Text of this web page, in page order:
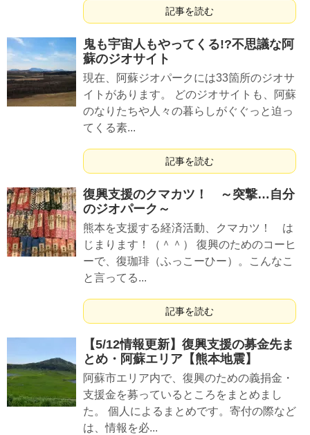
記事を読む
鬼も宇宙人もやってくる!?不思議な阿
蘇のジオサイト
現在、阿蘇ジオパークには33箇所のジオサ
イトがあります。 どのジオサイトも、阿蘇
のなりたちや人々の暮らしがぐぐっと迫っ
てくる素...
記事を読む
復興支援のクマカツ！ ～突撃…自分
のジオパーク～
熊本を支援する経済活動、クマカツ！ は
じまります！（＾＾） 復興のためのコーヒ
ーで、復珈琲（ふっこーひー）。こんなこ
と言ってる...
記事を読む
【5/12情報更新】復興支援の募金先ま
とめ・阿蘇エリア【熊本地震】
阿蘇市エリア内で、復興のための義捐金・
支援金を募っているところをまとめまし
た。 個人によるまとめです。寄付の際など
は、情報を必...